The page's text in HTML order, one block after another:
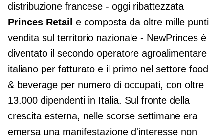
distribuzione francese - oggi ribattezzata
Princes Retail e composta da oltre mille punti
vendita sul territorio nazionale - NewPrinces è
diventato il secondo operatore agroalimentare
italiano per fatturato e il primo nel settore food
& beverage per numero di occupati, con oltre
13.000 dipendenti in Italia. Sul fronte della
crescita esterna, nelle scorse settimane era
emersa una manifestazione d'interesse non